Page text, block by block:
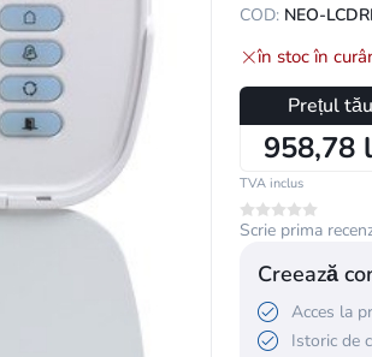
COD: NEO-
în stoc în
Prețul tău
958,78
TVA inclus
Scrie prima
Creează
Acces la
Istoric de